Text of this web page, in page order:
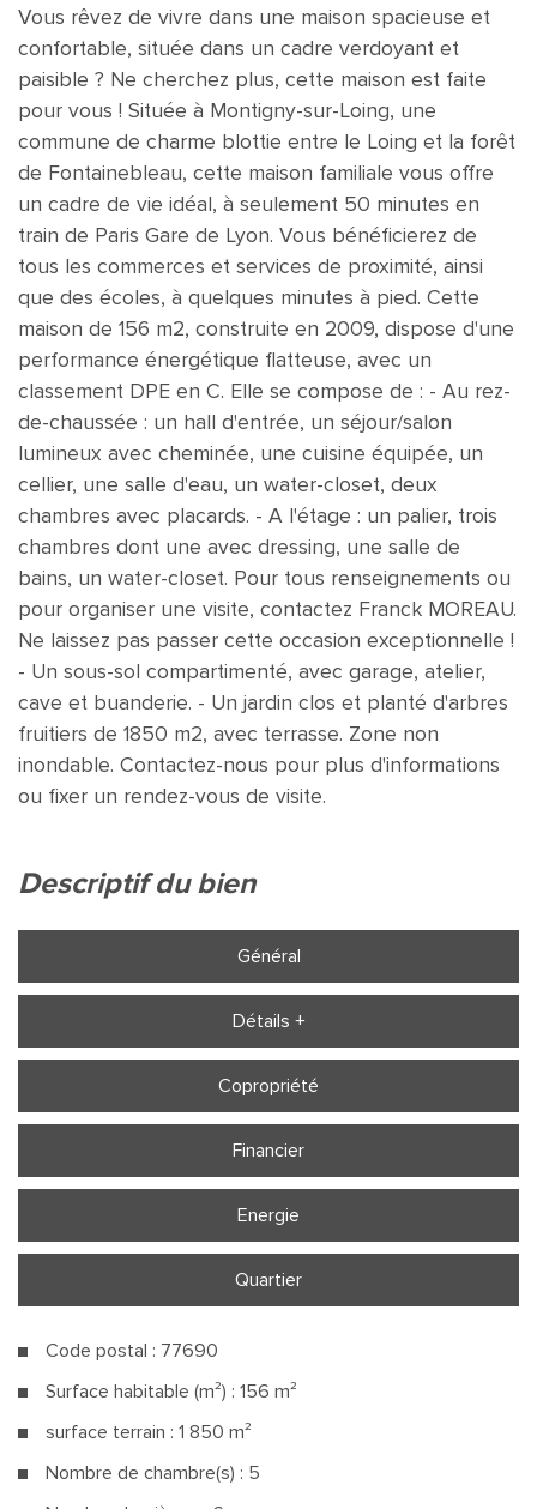
Vous rêvez de vivre dans une maison spacieuse et
confortable, située dans un cadre verdoyant et
paisible ? Ne cherchez plus, cette maison est faite
pour vous ! Située à Montigny-sur-Loing, une
commune de charme blottie entre le Loing et la forêt
de Fontainebleau, cette maison familiale vous offre
un cadre de vie idéal, à seulement 50 minutes en
train de Paris Gare de Lyon. Vous bénéficierez de
tous les commerces et services de proximité, ainsi
que des écoles, à quelques minutes à pied. Cette
maison de 156 m2, construite en 2009, dispose d'une
performance énergétique flatteuse, avec un
classement DPE en C. Elle se compose de : - Au rez-
de-chaussée : un hall d'entrée, un séjour/salon
lumineux avec cheminée, une cuisine équipée, un
cellier, une salle d'eau, un water-closet, deux
chambres avec placards. - A l'étage : un palier, trois
chambres dont une avec dressing, une salle de
bains, un water-closet. Pour tous renseignements ou
pour organiser une visite, contactez Franck MOREAU.
Ne laissez pas passer cette occasion exceptionnelle !
- Un sous-sol compartimenté, avec garage, atelier,
cave et buanderie. - Un jardin clos et planté d'arbres
fruitiers de 1850 m2, avec terrasse. Zone non
inondable. Contactez-nous pour plus d'informations
ou fixer un rendez-vous de visite.
descriptif du bien
Général
Détails +
Copropriété
Financier
Energie
Quartier
Code postal : 77690
Surface habitable (m²) : 156 m²
surface terrain : 1 850 m²
Nombre de chambre(s) : 5